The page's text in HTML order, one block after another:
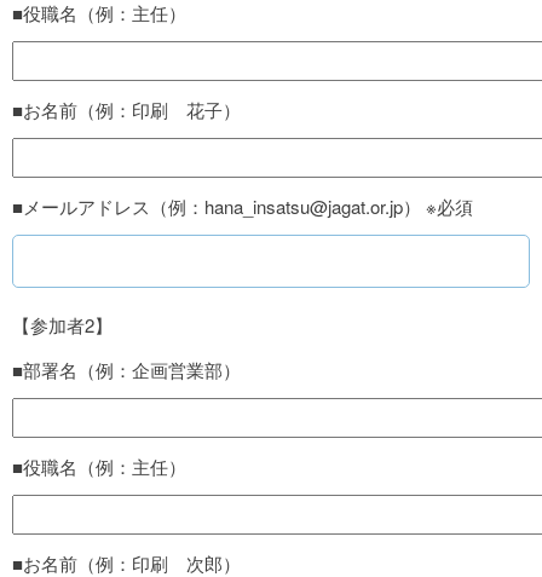
■役職名（例：主任）
■お名前（例：印刷 花子）
■メールアドレス（例：hana_insatsu@jagat.or.jp） ※必須
【参加者2】
■部署名（例：企画営業部）
■役職名（例：主任）
■お名前（例：印刷 次郎）